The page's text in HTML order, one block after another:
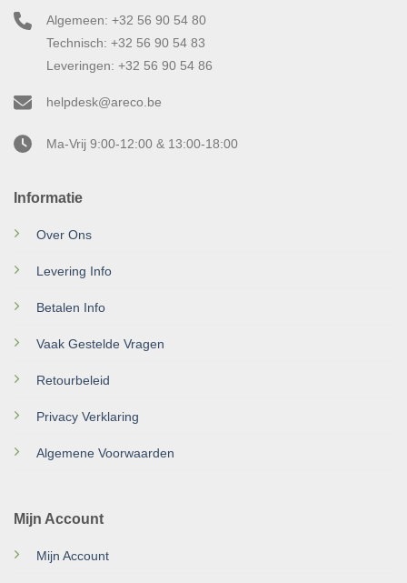
Informatie
Over Ons
Levering Info
Betalen Info
Vaak Gestelde Vragen
Retourbeleid
Privacy Verklaring
Algemene Voorwaarden
Mijn Account
Mijn Account
Algemeen: +32 56 90 54 80
Technisch: +32 56 90 54 83
Leveringen: +32 56 90 54 86
helpdesk@areco.be
Ma-Vrij 9:00-12:00 & 13:00-18:00